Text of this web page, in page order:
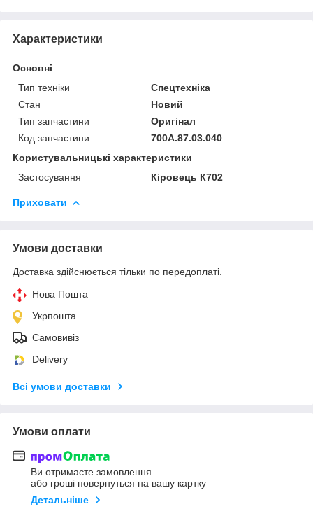
Характеристики
Основні
Тип техніки
Спецтехніка
Стан
Новий
Тип запчастини
Оригінал
Код запчастини
700А.87.03.040
Користувальницькі характеристики
Застосування
Кіровець К702
Приховати
Умови доставки
Доставка здійснюється тільки по передоплаті.
Нова Пошта
Укрпошта
Самовивіз
Delivery
Всі умови доставки
Умови оплати
Ви отримаєте замовлення
або гроші повернуться на вашу картку
Детальніше